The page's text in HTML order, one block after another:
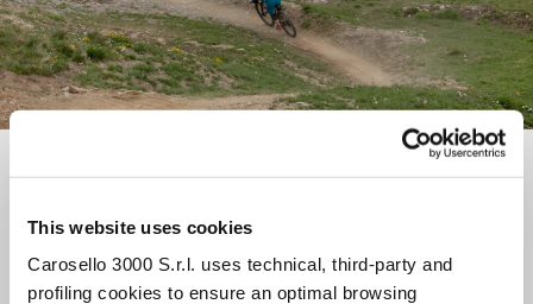
This website uses cookies
Carosello 3000 S.r.l. uses technical, third-party and
profiling cookies to ensure an optimal browsing
BIKERS UNITED ON TRAIL
FORKS